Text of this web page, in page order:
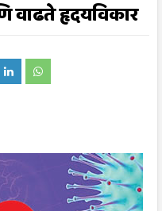
हृदयविकार